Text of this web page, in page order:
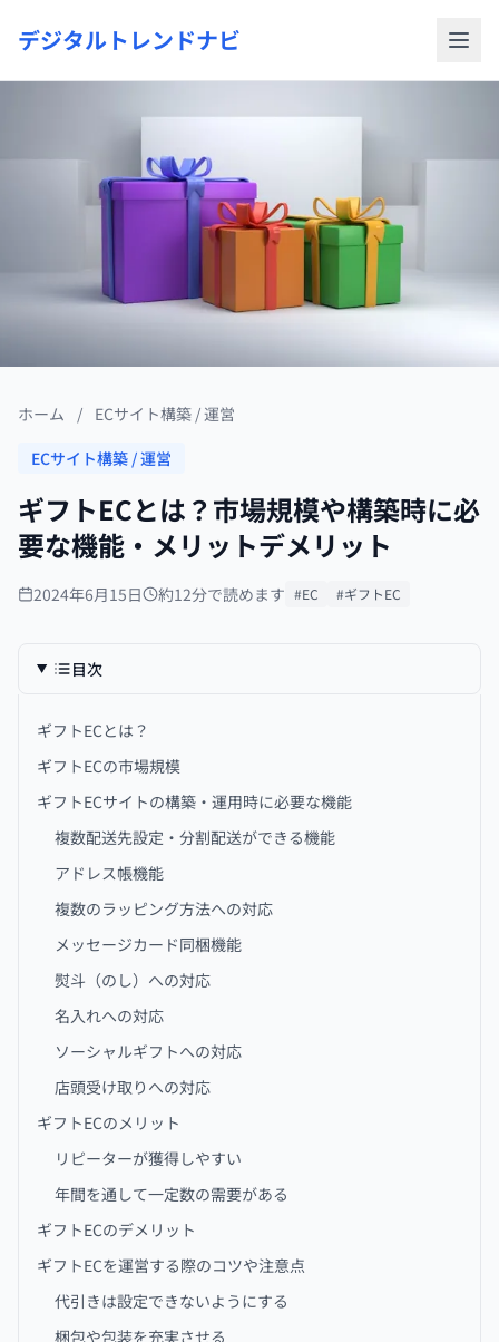
デジタルトレンドナビ
ホーム / ECサイト構築 / 運営
ECサイト構築 / 運営
ギフトECとは？市場規模や構築時に必
要な機能・メリットデメリット
2024年6月15日 約12分で読めます #EC #ギフトEC
目次
ギフトECとは？
ギフトECの市場規模
ギフトECサイトの構築・運用時に必要な機能
複数配送先設定・分割配送ができる機能
アドレス帳機能
複数のラッピング方法への対応
メッセージカード同梱機能
熨斗（のし）への対応
名入れへの対応
ソーシャルギフトへの対応
店頭受け取りへの対応
ギフトECのメリット
リピーターが獲得しやすい
年間を通して一定数の需要がある
ギフトECのデメリット
ギフトECを運営する際のコツや注意点
代引きは設定できないようにする
梱包や包装を充実させる